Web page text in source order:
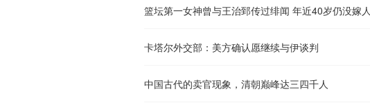
篮坛第一女神曾与王治郅传过绯闻 年近40岁仍没嫁人
卡塔尔外交部：美方确认愿继续与伊谈判
中国古代的卖官现象，清朝巅峰达三四千人